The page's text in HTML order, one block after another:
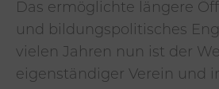
Das ermöglichte längere
und bildungspolitisches
vielen Jahren nun ist der
eigenständiger Verein und